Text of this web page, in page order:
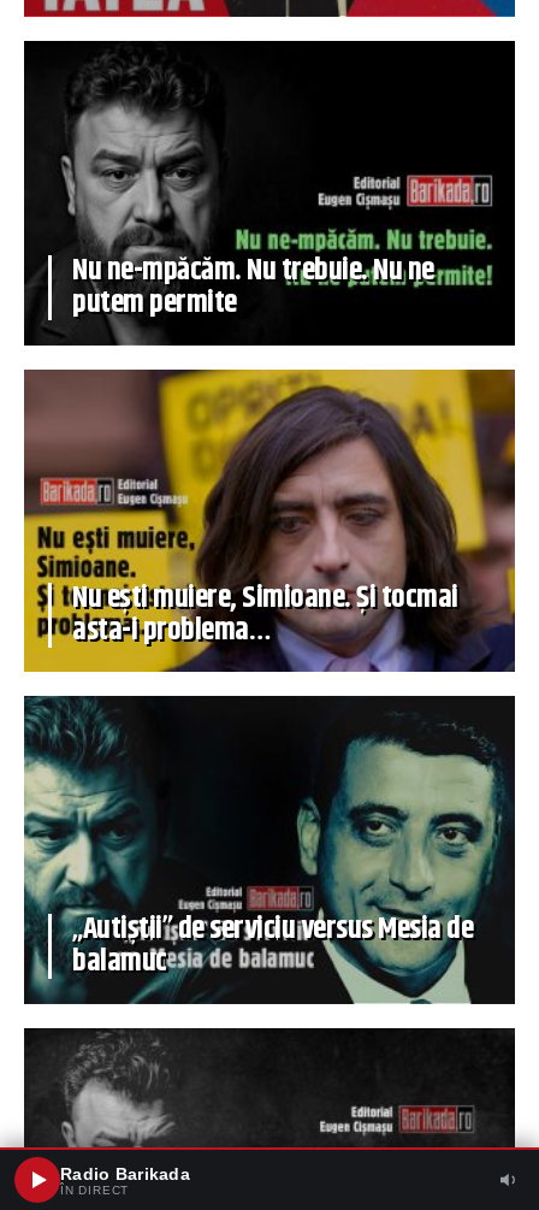
Nu ne-mpăcăm. Nu trebuie. Nu ne
putem permite
Nu ești muiere, Simioane. Și tocmai
asta-i problema…
„Autiștii” de serviciu versus Mesia de
balamuc
Radio Barikada
ÎN DIRECT